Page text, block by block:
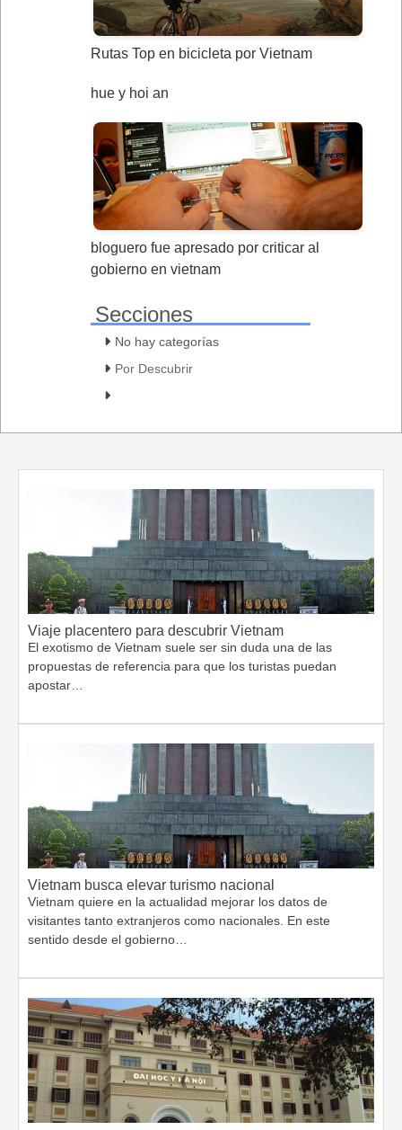
Rutas Top en bicicleta por Vietnam
hue y hoi an
bloguero fue apresado por criticar al
gobierno en vietnam
Secciones
No hay categorías
Por Descubrir
Viaje placentero para descubrir Vietnam
El exotismo de Vietnam suele ser sin duda una de las
propuestas de referencia para que los turistas puedan
apostar…
Vietnam busca elevar turismo nacional
Vietnam quiere en la actualidad mejorar los datos de
visitantes tanto extranjeros como nacionales. En este
sentido desde el gobierno…